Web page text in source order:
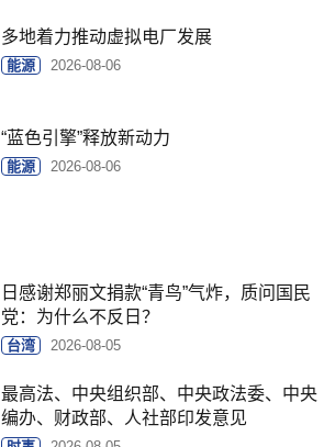
多地着力推动虚拟电厂发展
能源 2026-08-06
“蓝色引擎”释放新动力
能源 2026-08-06
日感谢郑丽文捐款“青鸟”气炸，质问国民
党：为什么不反日？
台湾 2026-08-05
最高法、中央组织部、中央政法委、中央
编办、财政部、人社部印发意见